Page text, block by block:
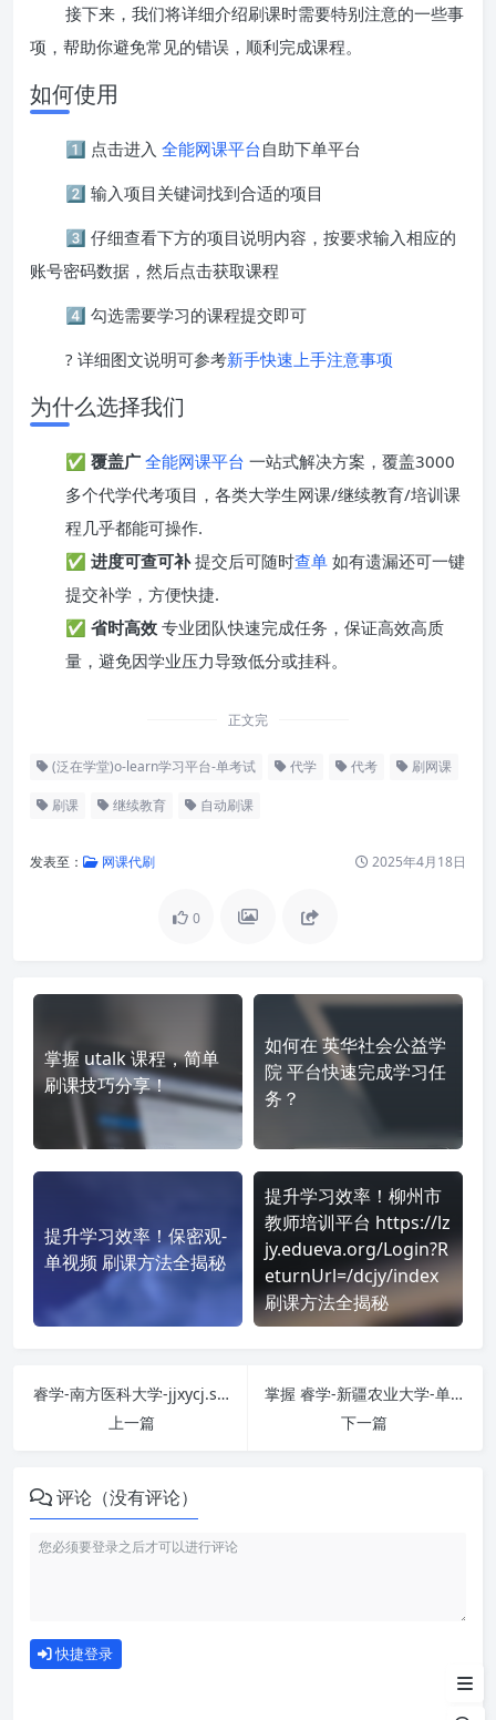
接下来，我们将详细介绍刷课时需要特别注意的一些事
项，帮助你避免常见的错误，顺利完成课程。
如何使用
1️⃣ 点击进入 全能网课平台自助下单平台
2️⃣ 输入项目关键词找到合适的项目
3️⃣ 仔细查看下方的项目说明内容，按要求输入相应的
账号密码数据，然后点击获取课程
4️⃣ 勾选需要学习的课程提交即可
? 详细图文说明可参考新手快速上手注意事项
为什么选择我们
✅ 覆盖广 全能网课平台 一站式解决方案，覆盖3000
多个代学代考项目，各类大学生网课/继续教育/培训课
程几乎都能可操作.
✅ 进度可查可补提交后可随时查单 如有遗漏还可一键
提交补学，方便快捷.
✅ 省时高效 专业团队快速完成任务，保证高效高质
量，避免因学业压力导致低分或挂科。
正文完
(泛在学堂)o-learn学习平台-单考试 代学 代考 刷网课
刷课 继续教育 自动刷课
发表至： 网课代刷 2025年4月18日
0
掌握 utalk 课程，简单
刷课技巧分享！
如何在 英华社会公益学
院 平台快速完成学习任
务？
提升学习效率！保密观-
单视频 刷课方法全揭秘
提升学习效率！柳州市
教师培训平台 https://lz
jy.edueva.org/Login?R
eturnUrl=/dcjy/index
刷课方法全揭秘
睿学-南方医科大学-jjxycj.smu.edu.cn 课程学习无压力！教你高效刷题技巧
上一篇
掌握 睿学-新疆农业大学-单视频 课程，简单刷课技巧分享！
下一篇
评论（没有评论）
快捷登录